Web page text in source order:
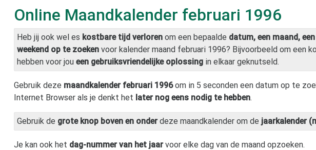
Online Maandkalender februari 1996
Heb jij ook wel es kostbare tijd verloren om een bepaalde datum, een maand,
weekend op te zoeken voor kalender maand februari 1996? Bijvoorbeeld om een
hebben voor jou een gebruiksvriendelijke oplossing in elkaar geknutseld.
Gebruik deze maandkalender februari 1996om in 5 seconden een datum op te
Internet Browser als je denkt het later nog eens nodig te hebben.
Gebruik de grote knop boven en onderdeze maandkalender om de jaarkalender
Je kan ook het dag-nummer van het jaarvoor elke dag van de maand opzoeken.